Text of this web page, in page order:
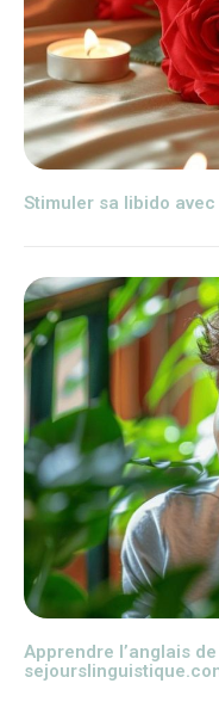
Stimuler sa libido
Apprendre l’anglais